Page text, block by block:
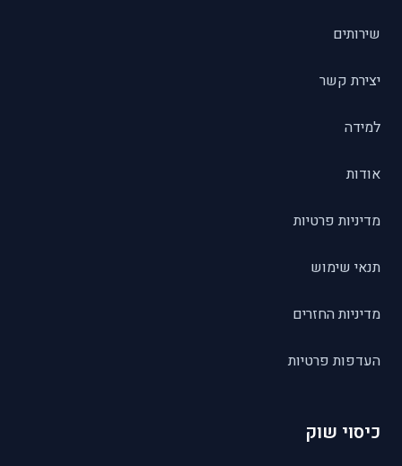
שירותים
יצירת קשר
למידה
אודות
מדיניות פרטיות
תנאי שימוש
מדיניות החזרים
העדפות פרטיות
כיסוי שוק